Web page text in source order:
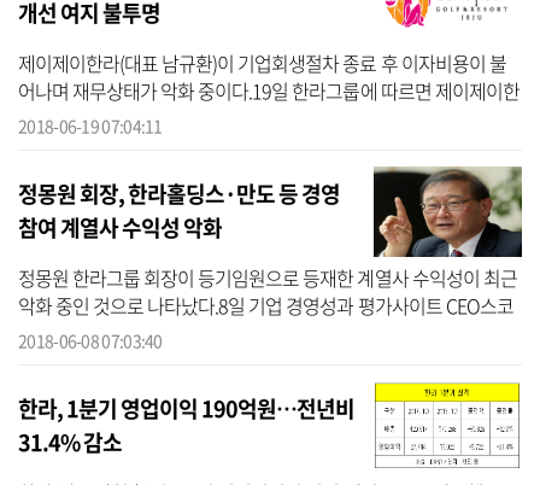
개선 여지 불투명
제이제이한라(대표 남규환)이 기업회생절차 종료 후 이자비용이 불
어나며 재무상태가 악화 중이다.19일 한라그룹에 따르면 제이제이한
라의 지난해 이자비용은 146억 원으로 전년 113억 원 대비 28.8%(32
2018-06-19 07:04:11
정몽원 회장, 한라홀딩스·만도 등 경영
참여 계열사 수익성 악화
정몽원 한라그룹 회장이 등기임원으로 등재한 계열사 수익성이 최근
악화 중인 것으로 나타났다.8일 기업 경영성과 평가사이트 CEO스코
어(대표 박주근)가 지난 3월 말 기준 총수가 있는 국내 100대 그룹 오
2018-06-08 07:03:40
한라, 1분기 영업이익 190억원…전년비
31.4% 감소